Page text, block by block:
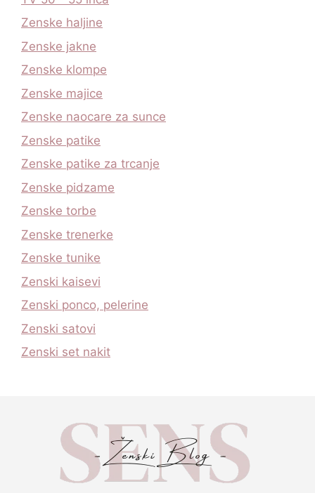
Zenske haljine
Zenske jakne
Zenske klompe
Zenske majice
Zenske naocare za sunce
Zenske patike
Zenske patike za trcanje
Zenske pidzame
Zenske torbe
Zenske trenerke
Zenske tunike
Zenski kaisevi
Zenski ponco, pelerine
Zenski satovi
Zenski set nakit